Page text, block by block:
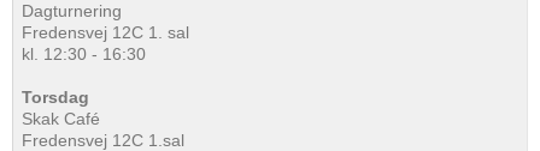
Dagturnering
Fredensvej 12C 1. sal
kl. 12:30 - 16:30
Torsdag
Skak Café
Fredensvej 12C 1.sal